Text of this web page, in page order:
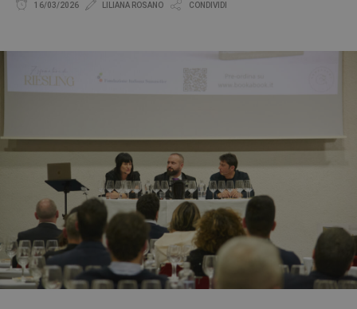
16/03/2026 LILIANA ROSANO CONDIVIDI